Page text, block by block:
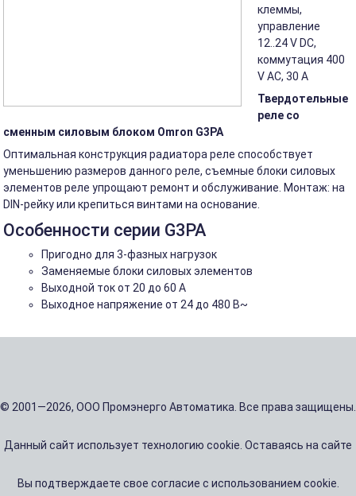
клеммы,
управление
12..24 V DC,
коммутация 400
V AC, 30 A
Твердотельные
реле со
сменным силовым блоком Omron G3PA
Оптимальная конструкция радиатора реле способствует
уменьшению размеров данного реле, съемные блоки силовых
элементов реле упрощают ремонт и обслуживание. Монтаж: на
DIN-рейку или крепиться винтами на основание.
Особенности серии G3PA
Пригодно для 3-фазных нагрузок
Заменяемые блоки силовых элементов
Выходной ток от 20 до 60 А
Выходное напряжение от 24 до 480 В~
© 2001—2026, ООО Промэнерго Автоматика. Все права защищены.
Данный сайт использует технологию cookie. Оставаясь на сайте
Вы подтверждаете свое согласие с использованием cookie.